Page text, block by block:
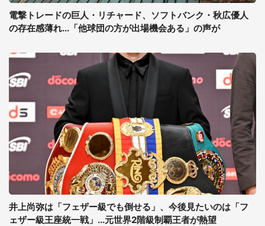
電撃トレードの巨人・リチャード、ソフトバンク・秋広優人
の存在感薄れ...「他球団の方が出場機会ある」の声が
井上尚弥は「フェザー級でも倒せる」、今後見たいのは「フ
ェザー級王座統一戦」...元世界2階級制覇王者が熱望